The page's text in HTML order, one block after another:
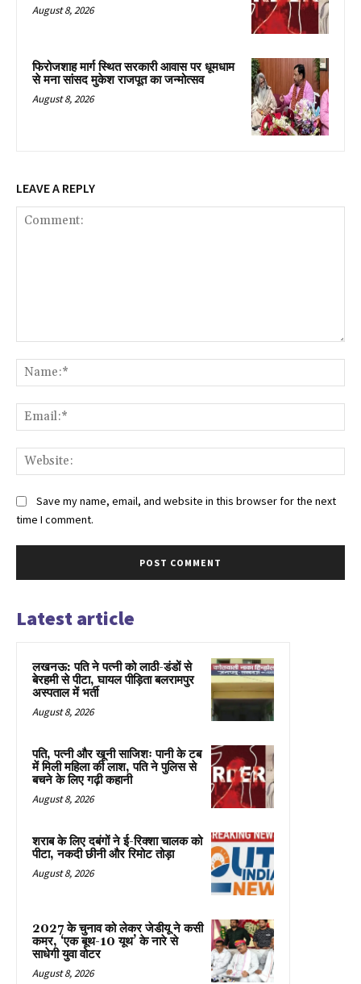
August 8, 2026
फिरोजशाह मार्ग स्थित सरकारी आवास पर धूमधाम
से मना सांसद मुकेश राजपूत का जन्मोत्सव
August 8, 2026
LEAVE A REPLY
Save my name, email, and website in this browser for the next
time I comment.
Latest article
लखनऊ: पति ने पत्नी को लाठी-डंडों से
बेरहमी से पीटा, घायल पीड़िता बलरामपुर
अस्पताल में भर्ती
August 8, 2026
पति, पत्नी और खूनी साजिशः पानी के टब
में मिली महिला की लाश, पति ने पुलिस से
बचने के लिए गढ़ी कहानी
August 8, 2026
शराब के लिए दबंगों ने ई-रिक्शा चालक को
पीटा, नकदी छीनी और रिमोट तोड़ा
August 8, 2026
2027 के चुनाव को लेकर जेडीयू ने कसी
कमर, ‘एक बूथ-10 यूथ’ के नारे से
साधेगी युवा वोटर
August 8, 2026